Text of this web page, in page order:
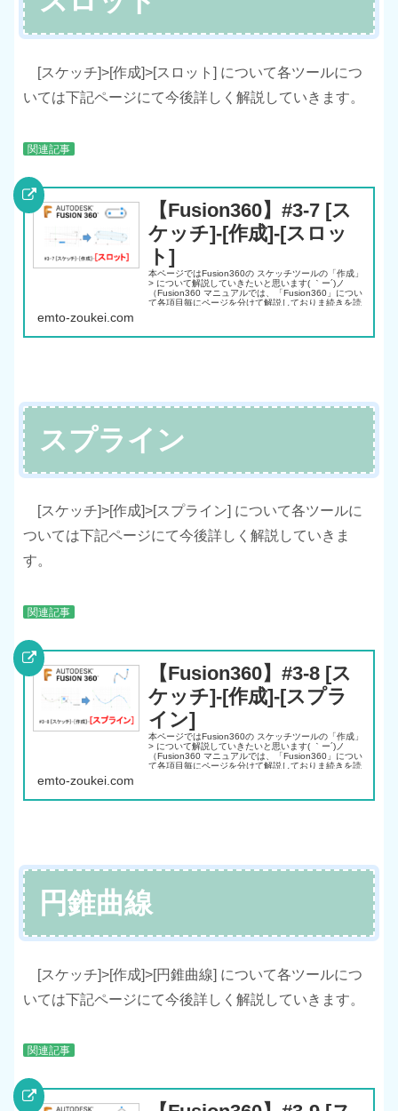
[スケッチ]>[作成]>[スロット] について各ツールにつ
いては下記ページにて今後詳しく解説していきます。
関連記事
【Fusion360】#3-7 [ス
ケッチ]-[作成]-[スロッ
ト]
本ページではFusion360の スケッチツールの「作成」
> について解説していきたいと思います( ｀ー´)ノ
（Fusion360 マニュアルでは、「Fusion360」につい
て各項目毎にページを分けて解説しておりま続きを読
emto-zoukei.com
スプライン
[スケッチ]>[作成]>[スプライン] について各ツールに
ついては下記ページにて今後詳しく解説していきま
す。
関連記事
【Fusion360】#3-8 [ス
ケッチ]-[作成]-[スプラ
イン]
本ページではFusion360の スケッチツールの「作成」
> について解説していきたいと思います( ｀ー´)ノ
（Fusion360 マニュアルでは、「Fusion360」につい
て各項目毎にページを分けて解説しておりま続きを読
emto-zoukei.com
円錐曲線
[スケッチ]>[作成]>[円錐曲線] について各ツールにつ
いては下記ページにて今後詳しく解説していきます。
関連記事